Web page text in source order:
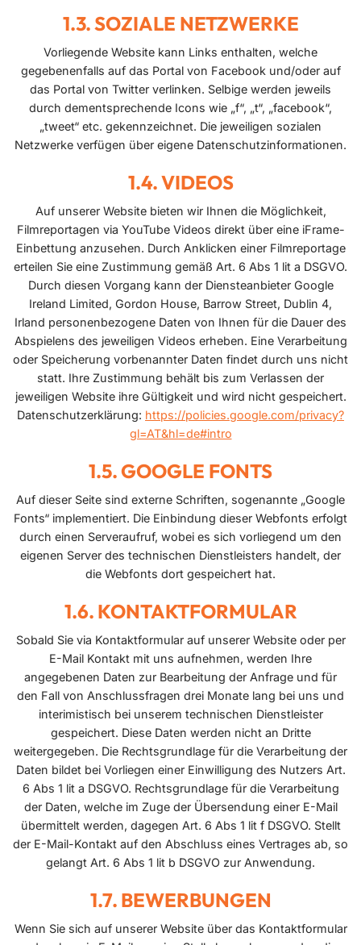
SOZIALE NETZWERKE
Vorliegende Website kann Links enthalten, welche
gegebenenfalls auf das Portal von Facebook und/oder auf
das Portal von Twitter verlinken. Selbige werden jeweils
durch dementsprechende Icons wie „f“, „t“, „facebook“,
„tweet“ etc. gekennzeichnet. Die jeweiligen sozialen
Netzwerke verfügen über eigene Datenschutzinformationen.
VIDEOS
Auf unserer Website bieten wir Ihnen die Möglichkeit,
Filmreportagen via YouTube Videos direkt über eine iFrame-
Einbettung anzusehen. Durch Anklicken einer Filmreportage
erteilen Sie eine Zustimmung gemäß Art. 6 Abs 1 lit a DSGVO.
Durch diesen Vorgang kann der Diensteanbieter Google
Ireland Limited, Gordon House, Barrow Street, Dublin 4,
Irland personenbezogene Daten von Ihnen für die Dauer des
Abspielens des jeweiligen Videos erheben. Eine Verarbeitung
oder Speicherung vorbenannter Daten findet durch uns nicht
statt. Ihre Zustimmung behält bis zum Verlassen der
jeweiligen Website ihre Gültigkeit und wird nicht gespeichert.
Datenschutzerklärung: https://policies.google.com/privacy?
gl=AT&hl=de#intro
GOOGLE FONTS
Auf dieser Seite sind externe Schriften, sogenannte „Google
Fonts“ implementiert. Die Einbindung dieser Webfonts erfolgt
durch einen Serveraufruf, wobei es sich vorliegend um den
eigenen Server des technischen Dienstleisters handelt, der
die Webfonts dort gespeichert hat.
KONTAKTFORMULAR
Sobald Sie via Kontaktformular auf unserer Website oder per
E-Mail Kontakt mit uns aufnehmen, werden Ihre
angegebenen Daten zur Bearbeitung der Anfrage und für
den Fall von Anschlussfragen drei Monate lang bei uns und
interimistisch bei unserem technischen Dienstleister
gespeichert. Diese Daten werden nicht an Dritte
weitergegeben. Die Rechtsgrundlage für die Verarbeitung der
Daten bildet bei Vorliegen einer Einwilligung des Nutzers Art.
6 Abs 1 lit a DSGVO. Rechtsgrundlage für die Verarbeitung
der Daten, welche im Zuge der Übersendung einer E-Mail
übermittelt werden, dagegen Art. 6 Abs 1 lit f DSGVO. Stellt
der E-Mail-Kontakt auf den Abschluss eines Vertrages ab, so
gelangt Art. 6 Abs 1 lit b DSGVO zur Anwendung.
BEWERBUNGEN
Wenn Sie sich auf unserer Website über das Kontaktformular